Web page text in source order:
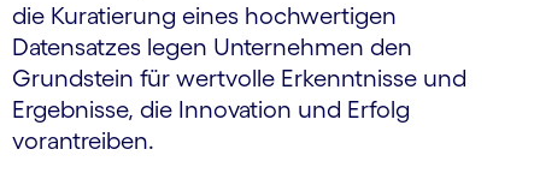
die Kuratierung eines hochwertigen
Datensatzes legen Unternehmen den
Grundstein für wertvolle Erkenntnisse und
Ergebnisse, die Innovation und Erfolg
vorantreiben.